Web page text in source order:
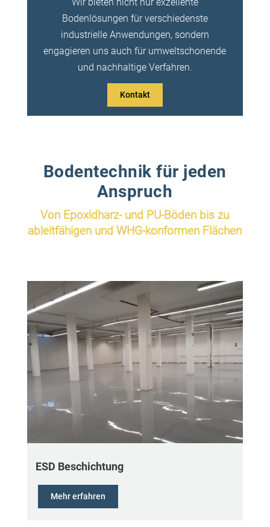
Bodenlösungen für verschiedenste
industrielle Anwendungen, sondern
engagieren uns auch für umweltschonende
und nachhaltige Verfahren.
Kontakt
Bodentechnik für jeden
Anspruch
Von Epoxidharz- und PU-Böden bis zu
ableitfähigen und WHG-konformen Flächen
ESD Beschichtung
Mehr erfahren